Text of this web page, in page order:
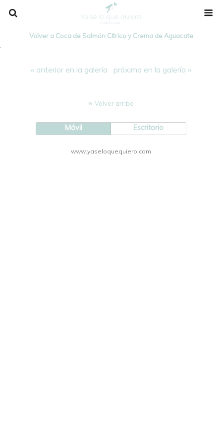
Volver a Coca de Salmón Cítrico y Crema de Aguacate
« anterior en la galería próximo en la galería »
Volver arriba
Móvil Escritorio
www.yaseloquequiero.com